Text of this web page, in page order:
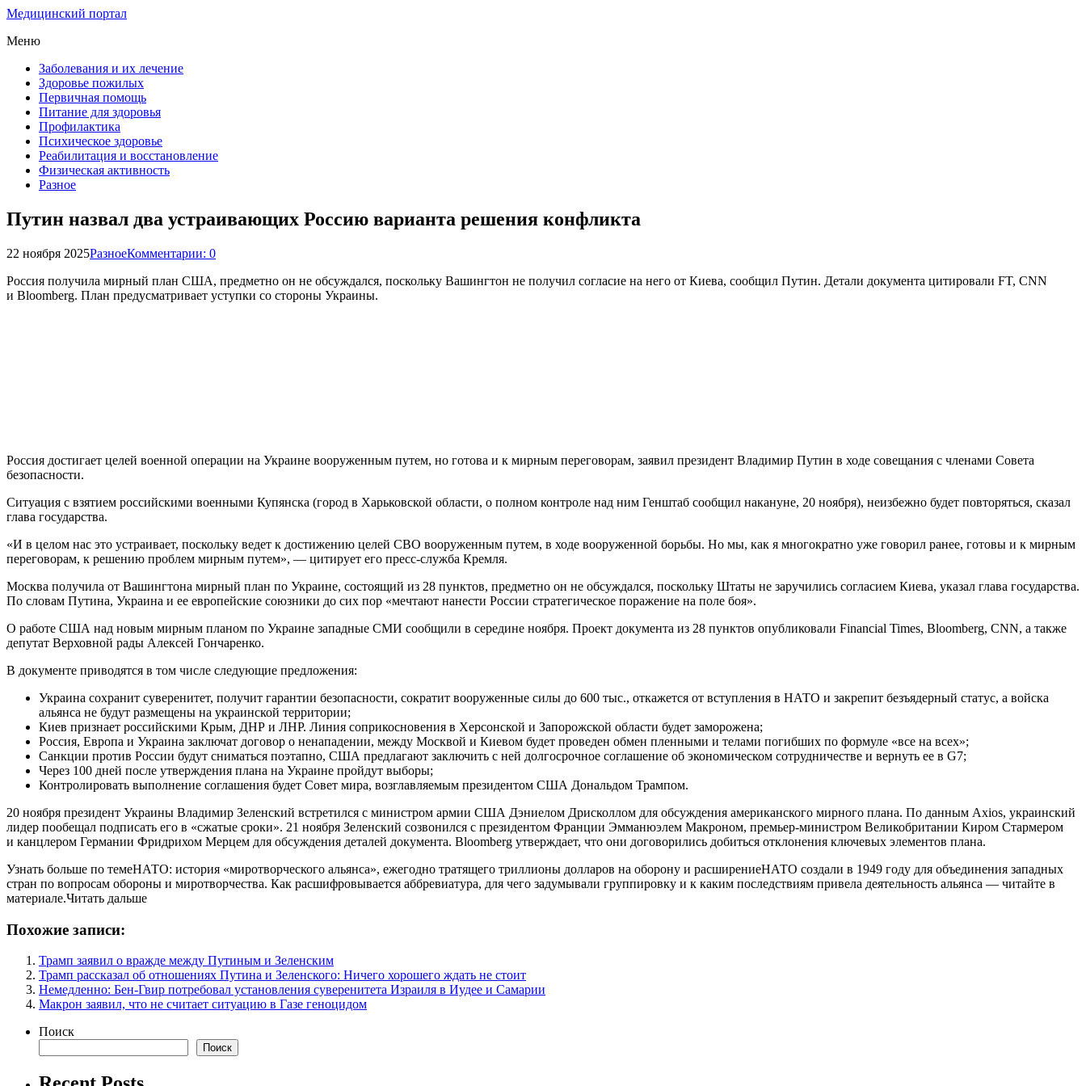
Медицинский портал
Меню
Заболевания и их лечение
Здоровье пожилых
Первичная помощь
Питание для здоровья
Профилактика
Психическое здоровье
Реабилитация и восстановление
Физическая активность
Разное
Путин назвал два устраивающих Россию варианта решения конфликта
22 ноября 2025РазноеКомментарии: 0
Россия получила мирный план США, предметно он не обсуждался, поскольку Вашингтон не получил согласие на него от Киева, сообщил Путин. Детали документа цитировали FT, CNN
и Bloomberg. План предусматривает уступки со стороны Украины.
Россия достигает целей военной операции на Украине вооруженным путем, но готова и к мирным переговорам, заявил президент Владимир Путин в ходе совещания с членами Совета
безопасности.
Ситуация с взятием российскими военными Купянска (город в Харьковской области, о полном контроле над ним Генштаб сообщил накануне, 20 ноября), неизбежно будет повторяться, сказал
глава государства.
«И в целом нас это устраивает, поскольку ведет к достижению целей СВО вооруженным путем, в ходе вооруженной борьбы. Но мы, как я многократно уже говорил ранее, готовы и к мирным
переговорам, к решению проблем мирным путем», — цитирует его пресс-служба Кремля.
Москва получила от Вашингтона мирный план по Украине, состоящий из 28 пунктов, предметно он не обсуждался, поскольку Штаты не заручились согласием Киева, указал глава государства.
По словам Путина, Украина и ее европейские союзники до сих пор «мечтают нанести России стратегическое поражение на поле боя».
О работе США над новым мирным планом по Украине западные СМИ сообщили в середине ноября. Проект документа из 28 пунктов опубликовали Financial Times, Bloomberg, CNN, а также
депутат Верховной рады Алексей Гончаренко.
В документе приводятся в том числе следующие предложения:
Украина сохранит суверенитет, получит гарантии безопасности, сократит вооруженные силы до 600 тыс., откажется от вступления в НАТО и закрепит безъядерный статус, а войска
альянса не будут размещены на украинской территории;
Киев признает российскими Крым, ДНР и ЛНР. Линия соприкосновения в Херсонской и Запорожской области будет заморожена;
Россия, Европа и Украина заключат договор о ненападении, между Москвой и Киевом будет проведен обмен пленными и телами погибших по формуле «все на всех»;
Санкции против России будут сниматься поэтапно, США предлагают заключить с ней долгосрочное соглашение об экономическом сотрудничестве и вернуть ее в G7;
Через 100 дней после утверждения плана на Украине пройдут выборы;
Контролировать выполнение соглашения будет Совет мира, возглавляемым президентом США Дональдом Трампом.
20 ноября президент Украины Владимир Зеленский встретился с министром армии США Дэниелом Дрисколлом для обсуждения американского мирного плана. По данным Axios, украинский
лидер пообещал подписать его в «сжатые сроки». 21 ноября Зеленский созвонился с президентом Франции Эмманюэлем Макроном, премьер-министром Великобритании Киром Стармером
и канцлером Германии Фридрихом Мерцем для обсуждения деталей документа. Bloomberg утверждает, что они договорились добиться отклонения ключевых элементов плана.
Узнать больше по темеНАТО: история «миротворческого альянса», ежегодно тратящего триллионы долларов на оборону и расширениеНАТО создали в 1949 году для объединения западных
стран по вопросам обороны и миротворчества. Как расшифровывается аббревиатура, для чего задумывали группировку и к каким последствиям привела деятельность альянса — читайте в
материале.Читать дальше
Похожие записи:
Трамп заявил о вражде между Путиным и Зеленским
Трамп рассказал об отношениях Путина и Зеленского: Ничего хорошего ждать не стоит
Немедленно: Бен-Гвир потребовал установления суверенитета Израиля в Иудее и Самарии
Макрон заявил, что не считает ситуацию в Газе геноцидом
Поиск
Поиск